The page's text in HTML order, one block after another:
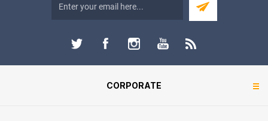
CORPORATE